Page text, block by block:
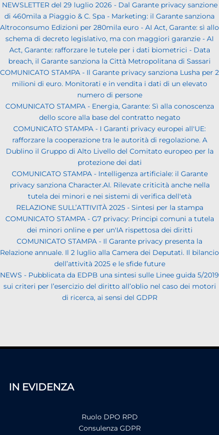
NEWSLETTER del 29 luglio 2026 - Dal Garante privacy sanzione
di 460mila a Piaggio & C. Spa - Marketing: il Garante sanziona
Altroconsumo Edizioni per 280mila euro - AI Act, Garante: sì allo
schema di decreto legislativo, ma con maggiori garanzie - AI
Act, Garante: rafforzare le tutele per i dati biometrici - Data
breach, il Garante sanziona la Città Metropolitana di Sassari
COMUNICATO STAMPA - Il Garante privacy sanziona Lusha per 2
milioni di euro. Monitorati e in vendita i dati di un elevato
numero di persone
COMUNICATO STAMPA - Energia, Garante: Sì alla conoscenza
dello score alla base del contratto negato
COMUNICATO STAMPA - I Garanti privacy europei all'UE:
rafforzare la cooperazione tra le autorità di regolazione. A
Dublino il Gruppo di Alto Livello del Comitato europeo per la
protezione dei dati
COMUNICATO STAMPA - Intelligenza artificiale: il Garante
privacy sanziona Character.AI. Rilevate criticità anche nella
tutela dei minori e nei sistemi di verifica dell'età
RELAZIONE SULL’ATTIVITÀ 2025 - Sintesi per la stampa
COMUNICATO STAMPA - G7 privacy: Principi comuni a tutela
dei minori online e per un'IA rispettosa dei diritti
COMUNICATO STAMPA - Il Garante privacy presenta la
Relazione annuale. Il 2 luglio alla Camera dei Deputati. Il bilancio
dell’attività 2025 e le sfide future
NEWS - Pubblicata da EDPB una sintesi sulle Linee guida 5/2019
sui criteri per l’esercizio del diritto all’oblio nel caso dei motori
di ricerca, ai sensi del GDPR
IN EVIDENZA
Ruolo DPO RPD
Consulenza GDPR